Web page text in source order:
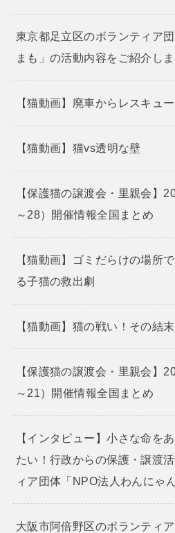
東京都足立区のボランティア
まも」の活動内容をご紹介しま
【猫動画】廃車からレスキュ
【猫動画】猫vs透明な壁
【保護猫の譲渡会・里親会】
～28）開催情報全国まとめ
【猫動画】ゴミだらけの場所
る子猫の救出劇
【猫動画】猫の戦い！その結
【保護猫の譲渡会・里親会】
～21）開催情報全国まとめ
【インタビュー】小さな命を
たい！行政からの保護・譲渡
ィア団体「NPO法人わんにゃ
大阪市阿倍野区のボランティ